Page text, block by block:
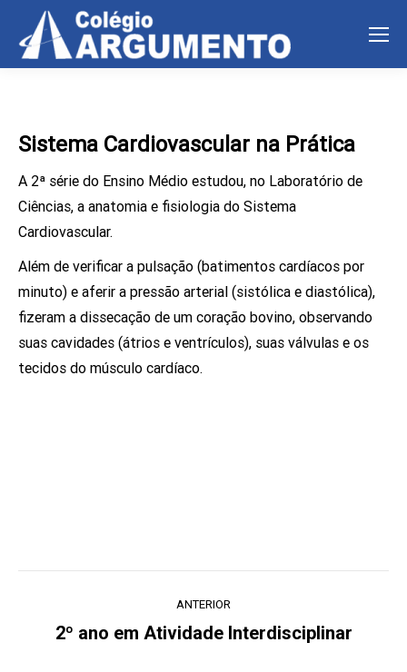
Sistema Cardiovascular na Prática
A 2ª série do Ensino Médio estudou, no Laboratório de
Ciências, a anatomia e fisiologia do Sistema
Cardiovascular.
Além de verificar a pulsação (batimentos cardíacos por
minuto) e aferir a pressão arterial (sistólica e diastólica),
fizeram a dissecação de um coração bovino, observando
suas cavidades (átrios e ventrículos), suas válvulas e os
tecidos do músculo cardíaco.
ANTERIOR
Post
2º ano em Atividade Interdisciplinar